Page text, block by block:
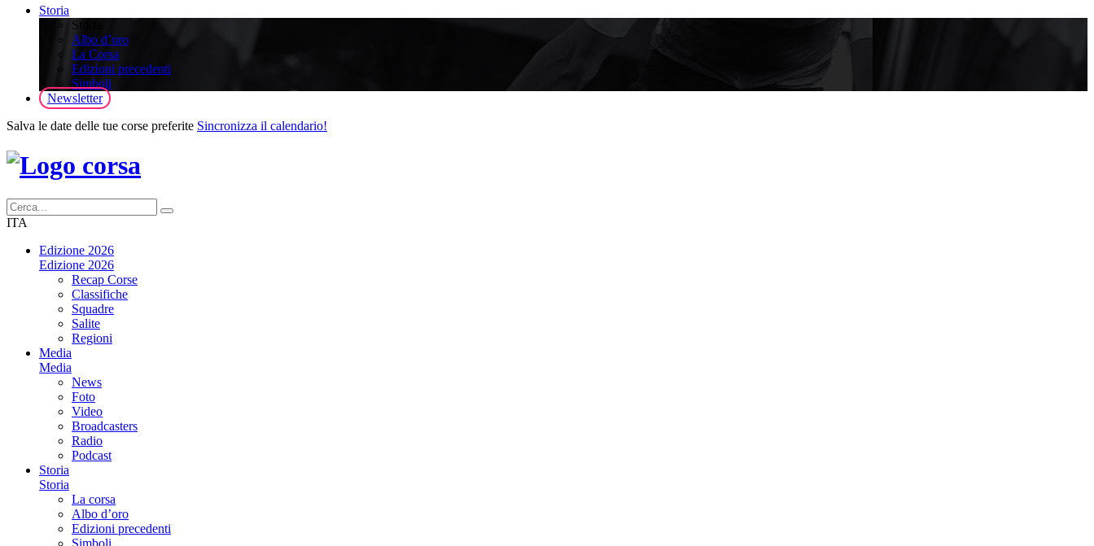
Storia
Storia
Albo d’oro
La Corsa
Edizioni precedenti
Simboli
Newsletter
Salva le date delle tue corse preferite Sincronizza il calendario!
ITA
Edizione 2026
Edizione 2026
Recap Corse
Classifiche
Squadre
Salite
Regioni
Media
Media
News
Foto
Video
Broadcasters
Radio
Podcast
Storia
Storia
La corsa
Albo d’oro
Edizioni precedenti
Simboli